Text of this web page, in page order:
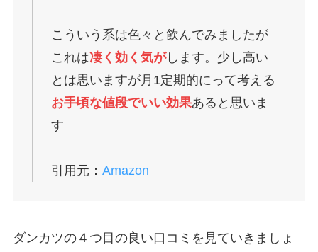
こういう系は色々と飲んでみましたが
これは凄く効く気がします。少し高い
とは思いますが月1定期的にって考える
お手頃な値段でいい効果あると思いま
す
引用元： Amazon
ダンカツの４つ目の良い口コミを見ていきましょ